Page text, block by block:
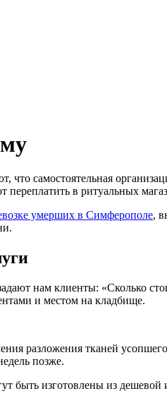
что самостоятельная
в ритуальных
умерших в Симферополе,
нам клиенты: «Сколько
и местом на кладбище.
разложения тканей
позже.
быть изготовлены из